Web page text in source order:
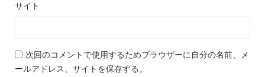
サイト
次回のコメントで使用するためブラウザーに自分の名前、メ
ールアドレス、サイトを保存する。